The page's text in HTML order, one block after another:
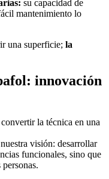
su capacidad de
mantenimiento lo
una superficie; la
innovación
la técnica en una
visión: desarrollar
funcionales, sino que